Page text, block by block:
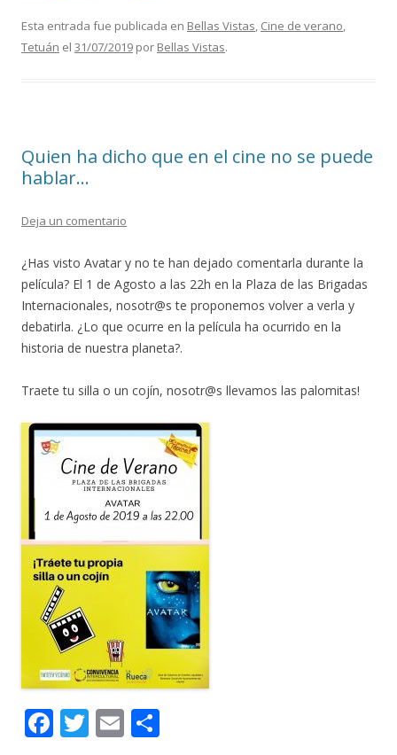
e
b
k
itt
er
ai
l
m
p
r
Esta entrada fue publicada en Bellas Vistas, Cine de verano,
Tetuán el 31/07/2019 por Bellas Vistas.
Quien ha dicho que en el cine no se puede
hablar…
Deja un comentario
¿Has visto Avatar y no te han dejado comentarla durante la
película? El 1 de Agosto a las 22h en la Plaza de las Brigadas
Internacionales, nosotr@s te proponemos volver a verla y
debatirla. ¿Lo que ocurre en la película ha ocurrido en la
historia de nuestra planeta?.
Traete tu silla o un cojín, nosotr@s llevamos las palomitas!
F T E